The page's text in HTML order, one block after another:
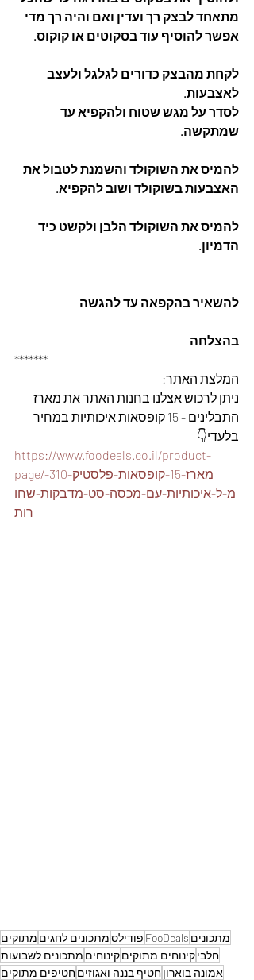
מתאחד לבצק רך ועדין ואם והיה רך מדי
אפשר להוסיף עוד בסקוטים או קוקוס.
לקחת מהבצק כדורים לגלגל ולעצב
לאצבעות.
לסדר על מגש שטוח ולהקפיא עד
שמתקשה.
להמיס את השוקולד והשמנת לטבול את
האצבעות בשוקולד ושוב להקפיא.
להמיס את השוקולד הלבן ולקשט כיד
הדמיון.
להשאיר בהקפאה עד להגשה
בהצלחה
*******
המלצת האתר:
ניתן לרכוש אצלנו בחנות האתר את מארז
התבלינים - 15 קופסאות איכותיות במחיר
בלעדי👇
https://www.foodeals.co.il/product-
page/מארז-15-קופסאות-פלסטיק-310-
מ-ל-איכותיות-עם-מכסה-סט-מדבקות-שחו
רות
מתכונים FooDeals פודילסמתכונים לחגים מתוקים
חלביקינוחים מתוקיםקינוחים מתכונים לשבועות
אמונה בוארוןחטיף בננה ואגוזיםחטיפים מתוקים